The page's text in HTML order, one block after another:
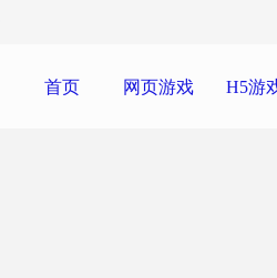
首页 网页游戏 H5游